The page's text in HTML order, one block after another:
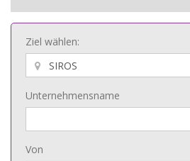
Ziel wählen:
Unternehmensname
Von